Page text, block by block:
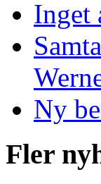
Inget
Ny
Fler